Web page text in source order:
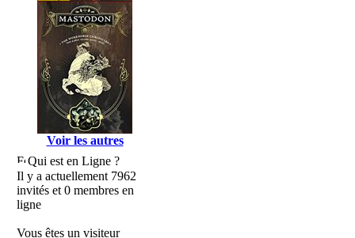
Voir les autres
Qui est en Ligne ?
Il y a actuellement 7962
invités et 0 membres en
ligne
Vous êtes un visiteur